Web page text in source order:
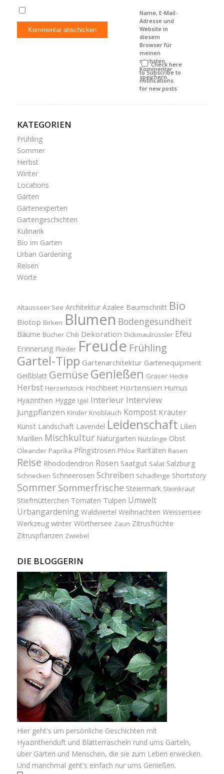
Name, E-Mail-
Adresse und
Website in
diesem
Browser für
meinen
nächsten
Kommentar
speichern.
Check here
to Subscribe to
notifications
for new posts
KATEGORIEN
Frühling
Sommer
Herbst
Winter
Locations
Gärten
Gärtenexperten
Gartengeschichten
Kulinarik
Bio im Garten
Urban Gardening
Reisen
Worte
Altausseer See Architektur Azalee Baumschnitt Bio
Biotop Birken Blumen Bodengesundheit
Bäume Bücher Chili Dekoration Dickmaulrüssler Efeu
Erinnerung Flieder Freude Frühling
Gartel-Tipp Gartenarchitektur Gartenequipment
Geißblatt Gemüse Genießen Gräser Hecke
Herbst Herzerlstock Hochbeet Hortensien Humus
Hyazinthen Hygge Igel Interieur Interview
Jungpflanzen Kinder Knoblauch Kompost Kräuter
Kunst Landschaft Lavendel Leidenschaft Lilien
Marillen Mischkultur Naturgarten Nützlinge Obst
Oleander Paprika Pfingstrosen Phlox Raritäten Rasen
Reise Rhododendron Rosen Saatgut Salat Salzburg
Schnecken Schneerosen Schreiben Schädlinge Shortstory
Sommer Sommerfrische Steiermark Steinkraut
Stiefmütterchen Tomaten Tulpen Umwelt
Urbangardening Waldviertel Weihnachten Weissensee
Werkzeug winter Wörthersee Zaun Zitrusfrüchte
Zitruspflanzen Zwiebel
DIE BLOGGERIN
Hier geht's um persönliche Geschichten mit
Hyazinthenduft und Blätterrascheln rund ums Garteln,
über Gärten und Menschen, die sie zum Leben erwecken.
Und manchmal geht's einfach nur ums Genießen.